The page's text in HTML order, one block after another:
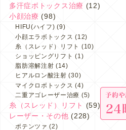
多汗症ボトックス治療 (12)
小顔治療 (98)
HIFU(ハイフ) (9)
小顔エラボトックス (12)
糸（スレッド）リフト (10)
ショッピングリフト (1)
脂肪溶解注射 (14)
ヒアルロン酸注射 (30)
マイクロボトックス (4)
二重アゴレーザー治療 (5)
糸（スレッド）リフト
(59)
レーザー・その他 (228)
ポテンツァ (2)